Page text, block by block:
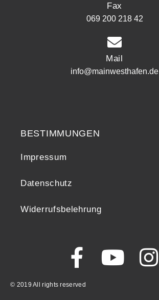
Fax
069 200 218 42
Mail
info@mainwesthafen.de
BESTIMMUNGEN
Impressum
Datenschutz
Widerrufsbelehrung
© 2019 All rights reserved